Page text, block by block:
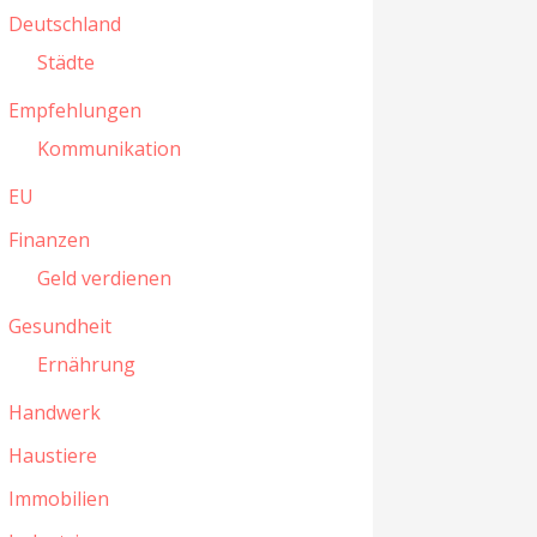
Deutschland
Städte
Empfehlungen
Kommunikation
EU
Finanzen
Geld verdienen
Gesundheit
Ernährung
Handwerk
Haustiere
Immobilien